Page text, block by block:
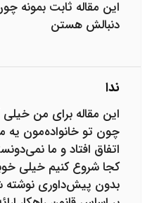
این مقاله ثابت بمونه
دنبالش هستن
ندا
این مقاله برای من خیلی
چون تو خانواده‌مون یه
اتفاق افتاد و ما
کجا شروع کنیم خیلی
بدون پیش‌داوری